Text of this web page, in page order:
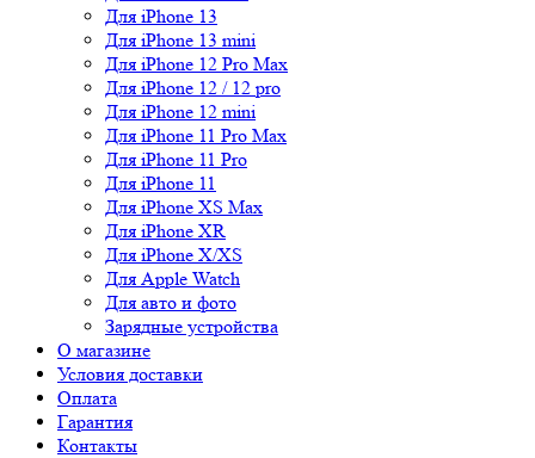
Для iPhone 13
Для iPhone 13 mini
Для iPhone 12 Pro Max
Для iPhone 12 / 12 pro
Для iPhone 12 mini
Для iPhone 11 Pro Max
Для iPhone 11 Pro
Для iPhone 11
Для iPhone XS Max
Для iPhone XR
Для iPhone X/XS
Для Apple Watch
Для авто и фото
Зарядные устройства
О магазине
Условия доставки
Оплата
Гарантия
Контакты